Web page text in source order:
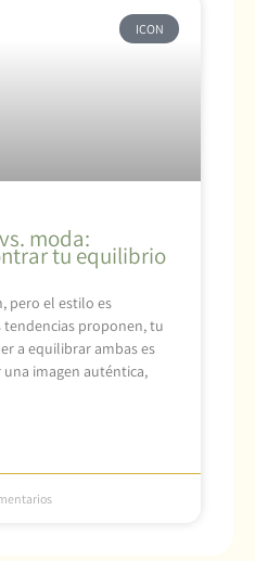
ICON
moda:
tu equilibrio
pero el estilo es
proponen, tu
a equilibrar ambas es
imagen auténtica,